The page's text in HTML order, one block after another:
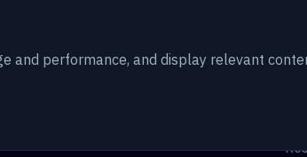
and performance, and display relevant